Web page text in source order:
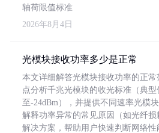
轴荷限值标准
2026年8月4日
光模块接收功率多少是正常
本文详细解答光模块接收功率的正
点分析千兆光模块的收光标准（典型
至-24dBm），并提供不同速率光模
解释功率异常的常见原因（如光纤损
解决方案，帮助用户快速判断网络性